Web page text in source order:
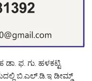
ಫ. ಗು. ಹಳಕಟ್ಟಿ
ಬಿ.ಎಲ್.ಡಿ.ಇ ಡೀಮ್ಡ್